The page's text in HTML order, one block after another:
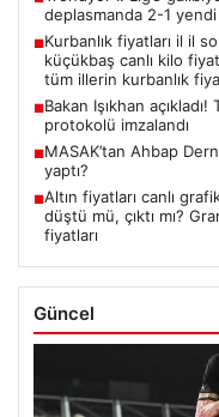
deplasmanda 2-1 yendi
■Kurbanlık fiyatları il il
küçükbaş canlı kilo
tüm illerin kurbanlık
■Bakan Işıkhan
protokolü imzalandı
■MASAK’tan Ahbap
yaptı?
■Altın fiyatları canlı
düştü mü, çıktı mı?
fiyatları
Güncel